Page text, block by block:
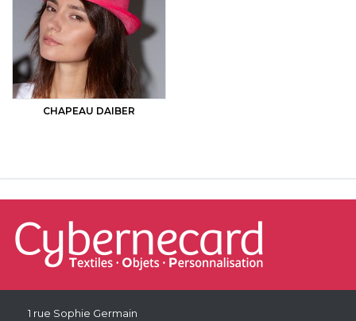
CHAPEAU DAIBER
1 rue Sophie Germain